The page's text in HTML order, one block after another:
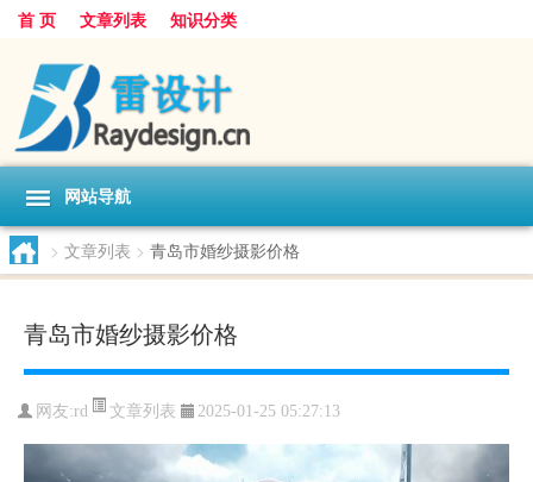
首 页 文章列表 知识分类
网站导航
> 文章列表 > 青岛市婚纱摄影价格
青岛市婚纱摄影价格
网友:rd 文章列表 2025-01-25 05:27:13